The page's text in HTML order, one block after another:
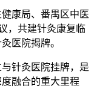
康局、番禺区中医
，共建针灸康复临
医院揭牌。
针灸医院挂牌，是
融合的重大里程